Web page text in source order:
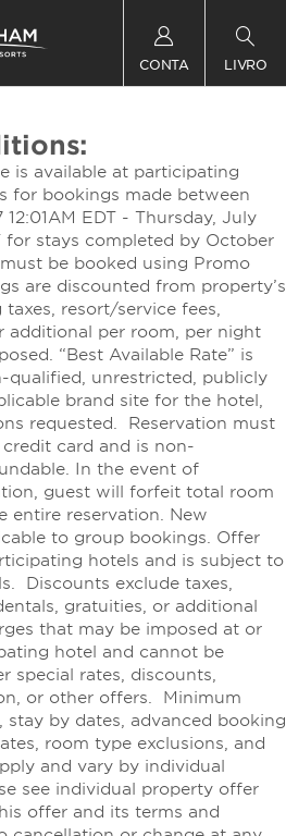
CONTA LIVRO
is available at participating
for bookings made between
EDT - Thursday, July
for stays completed by October
must be booked using Promo
are discounted from property’s
resort/service fees,
additional per room, per night
“Best Available Rate” is
qualified, unrestricted, publicly
brand site for the hotel,
requested. Reservation must
card and is non-
In the event of
guest will forfeit total room
entire reservation. New
to group bookings. Offer
hotels and is subject to
Discounts exclude taxes,
gratuities, or additional
that may be imposed at or
hotel and cannot be
special rates, discounts,
or other offers. Minimum
stay by dates, advanced booking
room type exclusions, and
and vary by individual
see individual property offer
offer and its terms and